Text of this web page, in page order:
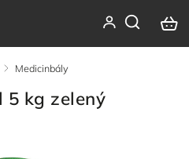
/ Medicinbály
5 kg zelený